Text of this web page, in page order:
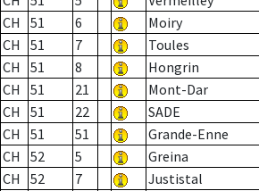
CH
51 6 Moiry
CH
51 7 Toules
CH
51 8 Hongrin
CH
51 21 Mont-Dar
CH
51 22 SADE
CH
51 51 Grande-Enne
CH
52 5 Greina
CH
52 7 Justistal